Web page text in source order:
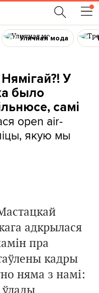
Уличная мода
У
было
самі
open air-
якую мы
адкрылася
пра
кадры
няма з намі: